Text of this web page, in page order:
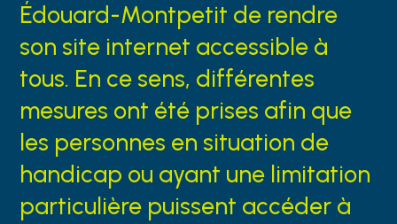
Édouard-Montpetit de rendre
son site internet accessible à
tous. En ce sens, différentes
mesures ont été prises afin que
les personnes en situation de
handicap ou ayant une limitation
particulière puissent accéder à